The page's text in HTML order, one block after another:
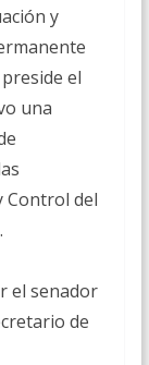
y
el
una
Control del
el senador
de